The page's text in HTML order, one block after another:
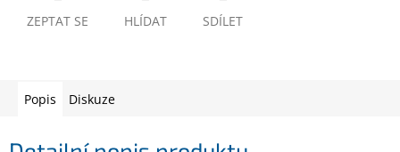
spotřebiče
Počítače
ZEPTAT SE HLÍDAT SDÍLET
Popis Diskuze